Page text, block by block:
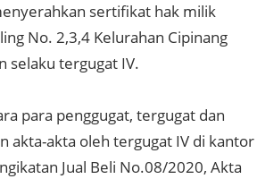
sertifikat hak milik
No. 2,3,4 Kelurahan Cipinang
selaku tergugat IV.
para penggugat, tergugat dan
akta-akta oleh tergugat IV di kantor
Jual Beli No.08/2020, Akta